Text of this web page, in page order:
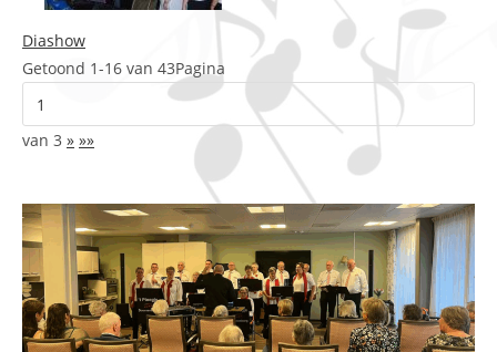
Diashow
Getoond 1-16 van 43Pagina
van 3 » »»